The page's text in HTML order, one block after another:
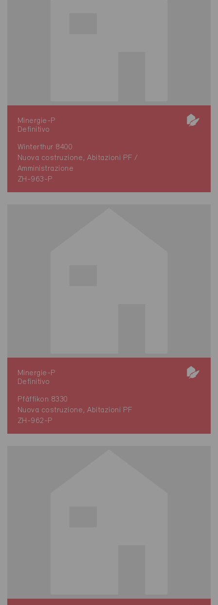
Minergie-P
Definitivo
Winterthur 8400
Nuova costruzione, Abitazioni PF /
Amministrazione
ZH-963-P
Minergie-P
Definitivo
Pfäffikon 8330
Nuova costruzione, Abitazioni PF
ZH-962-P